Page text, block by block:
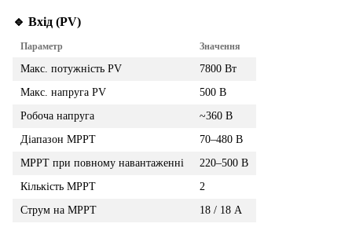
🔹 Вхід (PV)
Параметр Значення
Макс. потужність PV
7800 Вт
Макс. напруга PV
500 В
Робоча напруга
~360 В
Діапазон MPPT
70–480 В
MPPT при повному навантаженні
220–500 В
Кількість MPPT
2
Струм на MPPT
18 / 18 А